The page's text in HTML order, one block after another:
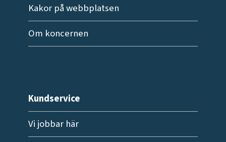
Kakor på webbplatsen
Om koncernen
Kundservice
Vi jobbar här